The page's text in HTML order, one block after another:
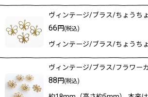
ヴィンテージ/ブラス/ちょうち
66円(税込)
ヴィンテージ/ブラス/ちょうち
ヴィンテージ/ブラス/フラワー
88円(税込)